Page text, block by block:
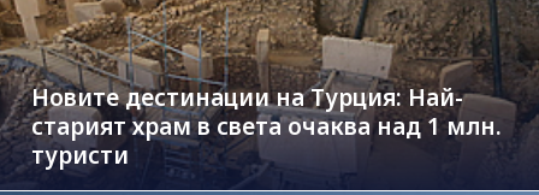
Новите дестинации на Турция: Най-
старият храм в света очаква над 1 млн.
туристи